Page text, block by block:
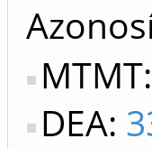
DEA: